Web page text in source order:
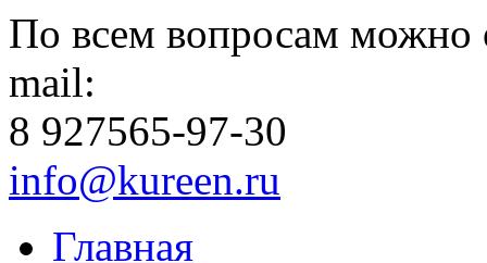
По всем вопросам можно
mail:
8 927565-97-30
info@kureen.ru
Главная